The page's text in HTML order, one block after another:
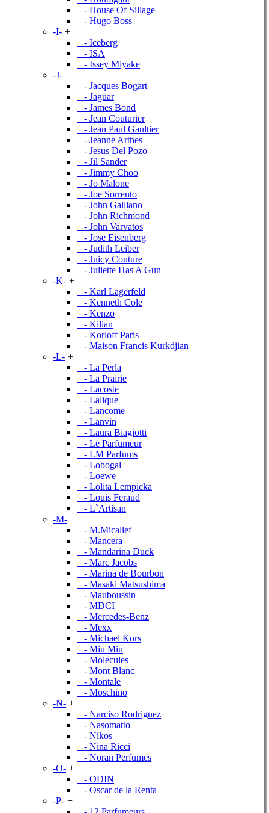
- House Of Sillage
- Hugo Boss
-I- +
- Iceberg
- ISA
- Issey Miyake
-J- +
- Jacques Bogart
- Jaguar
- James Bond
- Jean Couturier
- Jean Paul Gaultier
- Jeanne Arthes
- Jesus Del Pozo
- Jil Sander
- Jimmy Choo
- Jo Malone
- Joe Sorrento
- John Galliano
- John Richmond
- John Varvatos
- Jose Eisenberg
- Judith Leiber
- Juicy Couture
- Juliette Has A Gun
-K- +
- Karl Lagerfeld
- Kenneth Cole
- Kenzo
- Kilian
- Korloff Paris
- Maison Francis Kurkdjian
-L- +
- La Perla
- La Prairie
- Lacoste
- Lalique
- Lancome
- Lanvin
- Laura Biagiotti
- Le Parfumeur
- LM Parfums
- Lobogal
- Loewe
- Lolita Lempicka
- Louis Feraud
- L`Artisan
-M- +
- M.Micallef
- Mancera
- Mandarina Duck
- Marc Jacobs
- Marina de Bourbon
- Masaki Matsushima
- Mauboussin
- MDCI
- Mercedes-Benz
- Mexx
- Michael Kors
- Miu Miu
- Molecules
- Mont Blanc
- Montale
- Moschino
-N- +
- Narciso Rodriguez
- Nasomatto
- Nikos
- Nina Ricci
- Noran Perfumes
-O- +
- ODIN
- Oscar de la Renta
-P- +